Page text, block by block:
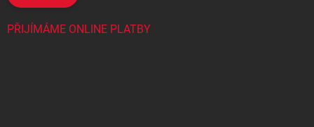
PŘIJÍMÁME ONLINE PLATBY